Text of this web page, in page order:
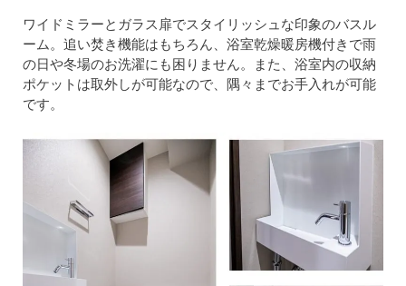
ワイドミラーとガラス扉でスタイリッシュな印象のバスル
ーム。追い焚き機能はもちろん、浴室乾燥暖房機付きで雨
の日や冬場のお洗濯にも困りません。また、浴室内の収納
ポケットは取外しが可能なので、隅々までお手入れが可能
です。